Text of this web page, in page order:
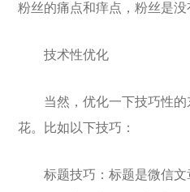
粉丝的痛点和痒点，粉丝是没
技术性优化
当然，优化一下技巧性的
花。比如以下技巧：
标题技巧：标题是微信文